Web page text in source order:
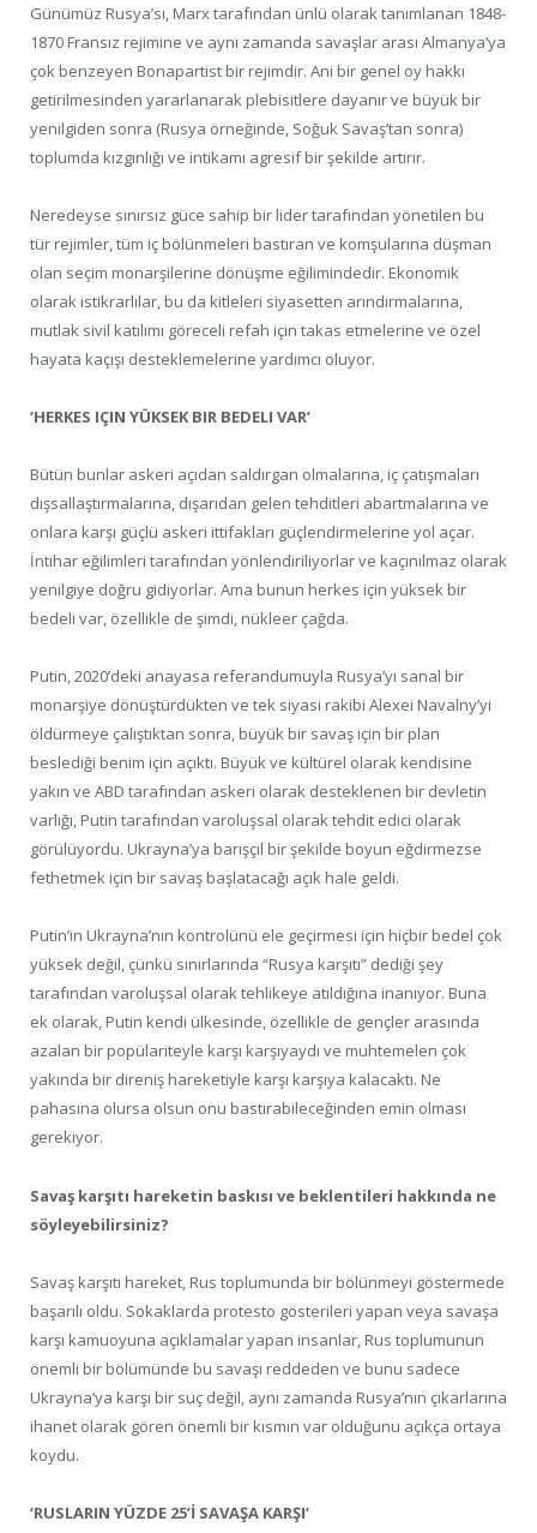
Günümüz Rusya’sı, Marx tarafından ünlü olarak tanımlanan 1848-
1870 Fransız rejimine ve aynı zamanda savaşlar arası Almanya’ya
çok benzeyen Bonapartist bir rejimdir. Ani bir genel oy hakkı
getirilmesinden yararlanarak plebisitlere dayanır ve büyük bir
yenilgiden sonra (Rusya örneğinde, Soğuk Savaş’tan sonra)
toplumda kızgınlığı ve intikamı agresif bir şekilde artırır.
Neredeyse sınırsız güce sahip bir lider tarafından yönetilen bu
tür rejimler, tüm iç bölünmeleri bastıran ve komşularına düşman
olan seçim monarşilerine dönüşme eğilimindedir. Ekonomik
olarak istikrarlılar, bu da kitleleri siyasetten arındırmalarına,
mutlak sivil katılımı göreceli refah için takas etmelerine ve özel
hayata kaçışı desteklemelerine yardımcı oluyor.
‘HERKES IÇIN YÜKSEK BIR BEDELI VAR’
Bütün bunlar askeri açıdan saldırgan olmalarına, iç çatışmaları
dışsallaştırmalarına, dışarıdan gelen tehditleri abartmalarına ve
onlara karşı güçlü askeri ittifakları güçlendirmelerine yol açar.
İntihar eğilimleri tarafından yönlendiriliyorlar ve kaçınılmaz olarak
yenilgiye doğru gidiyorlar. Ama bunun herkes için yüksek bir
bedeli var, özellikle de şimdi, nükleer çağda.
Putin, 2020’deki anayasa referandumuyla Rusya’yı sanal bir
monarşiye dönüştürdükten ve tek siyasi rakibi Alexei Navalny’yi
öldürmeye çalıştıktan sonra, büyük bir savaş için bir plan
beslediği benim için açıktı. Büyük ve kültürel olarak kendisine
yakın ve ABD tarafından askeri olarak desteklenen bir devletin
varlığı, Putin tarafından varoluşsal olarak tehdit edici olarak
görülüyordu. Ukrayna’ya barışçıl bir şekilde boyun eğdirmezse
fethetmek için bir savaş başlatacağı açık hale geldi.
Putin’in Ukrayna’nın kontrolünü ele geçirmesi için hiçbir bedel çok
yüksek değil, çünkü sınırlarında “Rusya karşıtı” dediği şey
tarafından varoluşsal olarak tehlikeye atıldığına inanıyor. Buna
ek olarak, Putin kendi ülkesinde, özellikle de gençler arasında
azalan bir popülariteyle karşı karşıyaydı ve muhtemelen çok
yakında bir direniş hareketiyle karşı karşıya kalacaktı. Ne
pahasına olursa olsun onu bastırabileceğinden emin olması
gerekiyor.
Savaş karşıtı hareketin baskısı ve beklentileri hakkında ne
söyleyebilirsiniz?
Savaş karşıtı hareket, Rus toplumunda bir bölünmeyi göstermede
başarılı oldu. Sokaklarda protesto gösterileri yapan veya savaşa
karşı kamuoyuna açıklamalar yapan insanlar, Rus toplumunun
önemli bir bölümünde bu savaşı reddeden ve bunu sadece
Ukrayna’ya karşı bir suç değil, aynı zamanda Rusya’nın çıkarlarına
ihanet olarak gören önemli bir kısmın var olduğunu açıkça ortaya
koydu.
‘RUSLARIN YÜZDE 25’İ SAVAŞA KARŞI’